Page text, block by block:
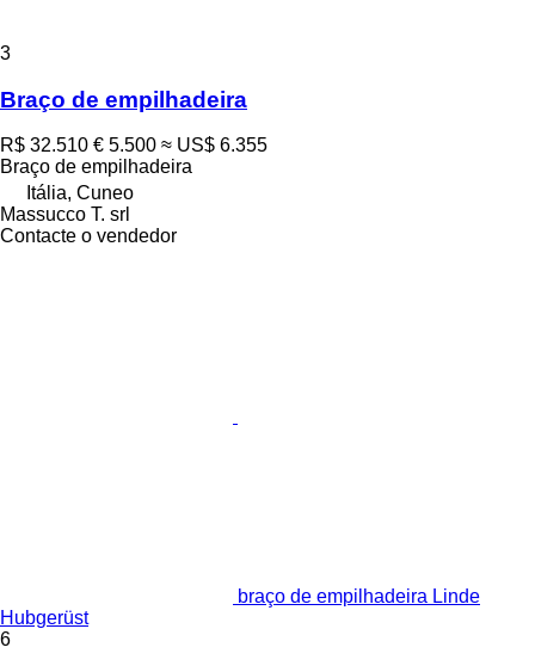
3
Braço de empilhadeira
R$ 32.510 € 5.500 ≈ US$ 6.355
Braço de empilhadeira
Itália, Cuneo
Massucco T. srl
Contacte o vendedor
braço de empilhadeira Linde
Hubgerüst
6